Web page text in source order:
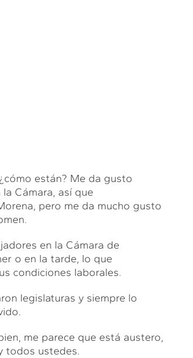
están? Me da gusto
Cámara, así que
pero me da mucho gusto
en la Cámara de
o en la tarde, lo que
condiciones laborales.
legislaturas y siempre lo
me parece que está austero,
todos ustedes.